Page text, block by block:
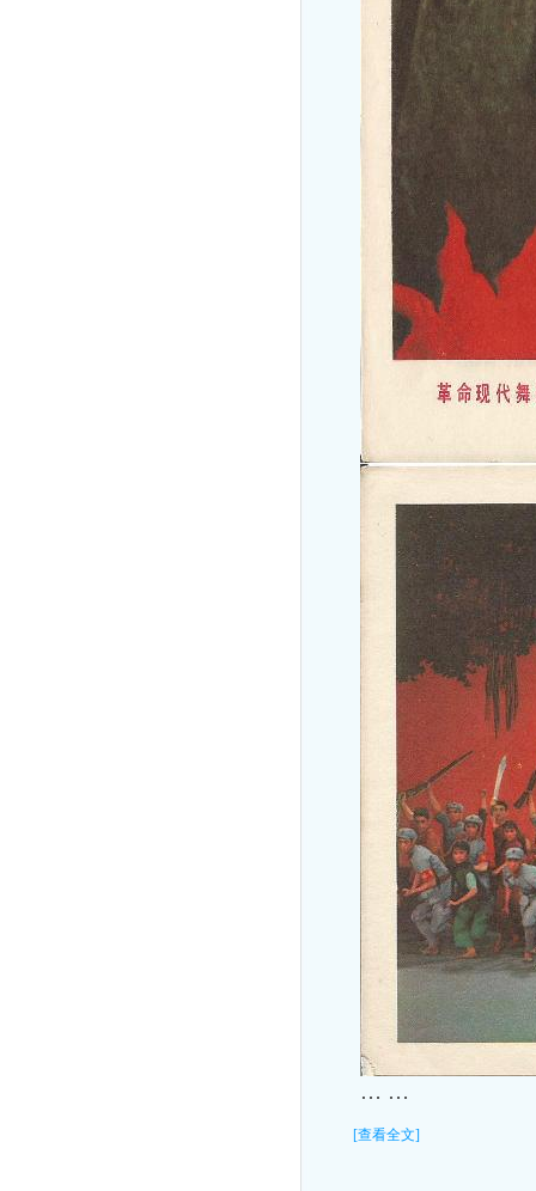
… …
[查看全文]